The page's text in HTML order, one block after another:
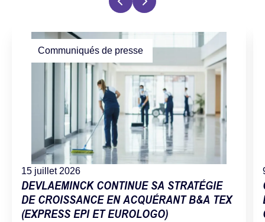
Communiqués de presse
15 juillet 2026
DEVLAEMINCK CONTINUE SA STRATÉGIE
DE CROISSANCE EN ACQUÉRANT B&A TEX
(EXPRESS EPI ET EUROLOGO)